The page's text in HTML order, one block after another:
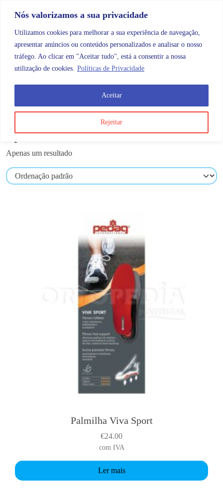
Nós valorizamos a sua privacidade
Utilizamos cookies para melhorar a sua experiência de navegação,
apresentar anúncios ou conteúdos personalizados e analisar o nosso
tráfego. Ao clicar em "Aceitar tudo", está a consentir a nossa
utilização de cookies. Políticas de Privacidade
Rejeitar
Aceitar
Categorias
Sport
Apenas um resultado
Palmilha Viva Sport
€24.00
com IVA
Ler mais